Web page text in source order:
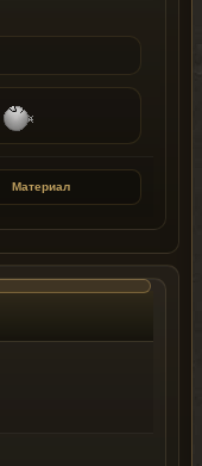
Материал